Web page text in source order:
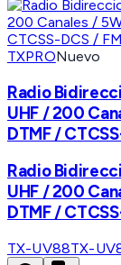
TXPRONuevo
Radio
UHF / 200
DTMF /
Radio
UHF / 200
DTMF /
TX-UV88TX-